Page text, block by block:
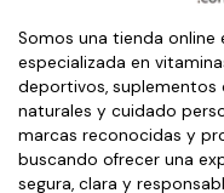
Somos una tienda online
especializada en
deportivos,
naturales y cuidado
marcas reconocidas y
buscando ofrecer una
segura, clara y